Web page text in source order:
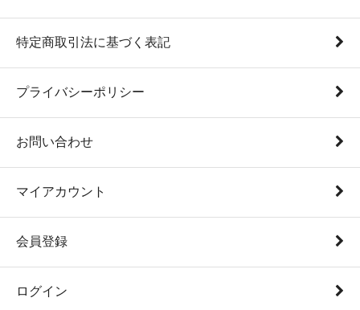
特定商取引法に基づく表記
プライバシーポリシー
お問い合わせ
マイアカウント
会員登録
ログイン